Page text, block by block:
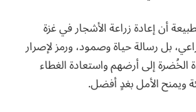
أن إعادة زراعة الأشجار في غزة
بل رسالة حياة وصمود، ورمز لإصرار
الخُضرة إلى أرضهم واستعادة الغطاء
ويمنح الأمل بغدٍ أفضل.